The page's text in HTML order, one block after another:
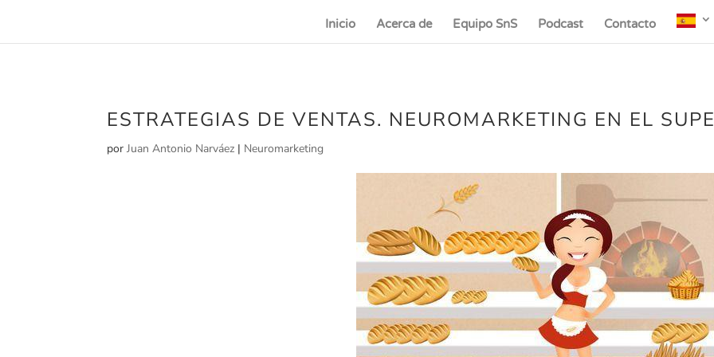
Inicio Acerca de Equipo SnS Podcast Contacto
ESTRATEGIAS DE VENTAS. NEUROMARKETING EN EL
porJuan Antonio Narváez | Neuromarketing